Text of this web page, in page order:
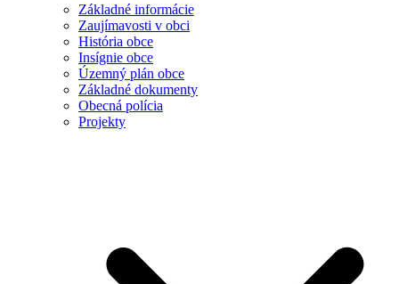
Základné informácie
Zaujímavosti v obci
História obce
Insígnie obce
Územný plán obce
Základné dokumenty
Obecná polícia
Projekty